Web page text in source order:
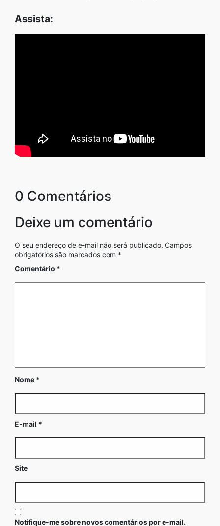
Assista:
0 Comentários
Deixe um comentário
O seu endereço de e-mail não será publicado. Campos
obrigatórios são marcados com *
Comentário *
Nome *
E-mail *
Site
Notifique-me sobre novos comentários por e-mail.